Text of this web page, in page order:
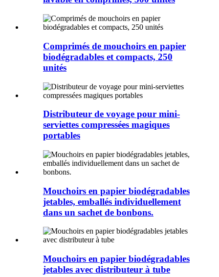
Comprimés de mouchoirs en papier
biodégradables et compacts, 250
unités
Distributeur de voyage pour mini-
serviettes compressées magiques
portables
Mouchoirs en papier biodégradables
jetables, emballés individuellement
dans un sachet de bonbons.
Mouchoirs en papier biodégradables
jetables avec distributeur à tube